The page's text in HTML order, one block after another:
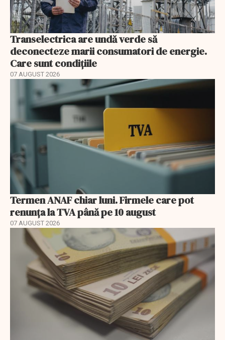
Transelectrica are undă verde să
deconecteze marii consumatori de energie.
Care sunt condițiile
07 AUGUST 2026
Termen ANAF chiar luni. Firmele care pot
renunța la TVA până pe 10 august
07 AUGUST 2026